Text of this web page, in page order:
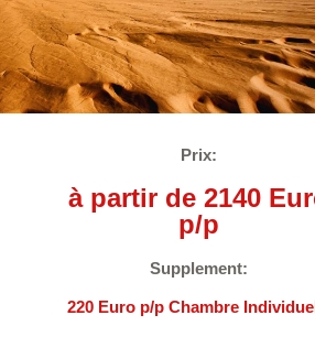
Prix:
à partir de 2140
p/p
Supplement:
220 Euro p/p Chambre